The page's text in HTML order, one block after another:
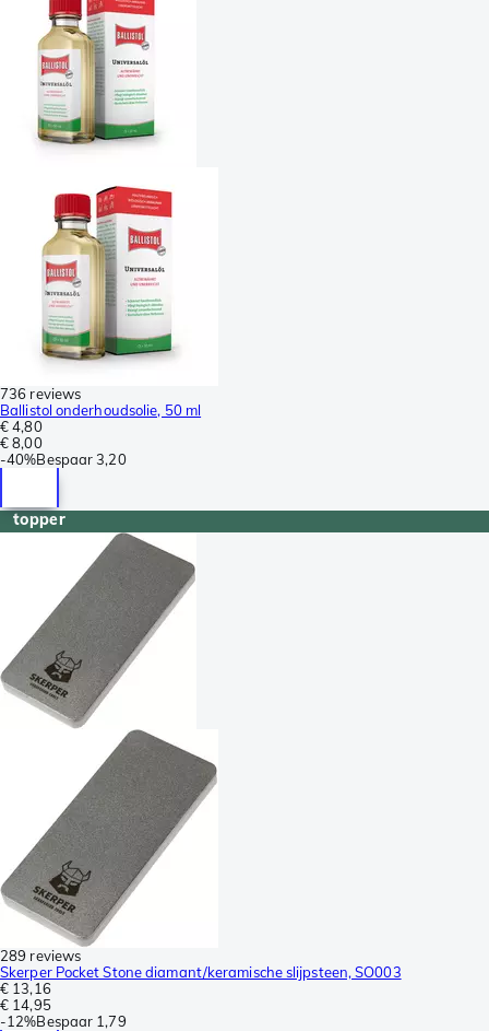
736 reviews
Ballistol onderhoudsolie, 50 ml
€ 4,80
€ 8,00
-40%Bespaar 3,20
topper
289 reviews
Skerper Pocket Stone diamant/keramische slijpsteen, SO003
€ 13,16
€ 14,95
-12%Bespaar 1,79